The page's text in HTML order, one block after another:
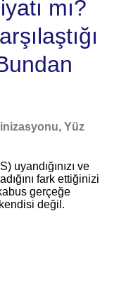
mı?
, Yüz
uyandığınızı ve
fark ettiğinizi
gerçeğe
değil.